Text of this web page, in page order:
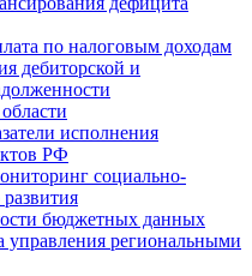
по налоговым доходам
дебиторской и
исполнения
РФ
социально-
бюджетных данных
управления региональными